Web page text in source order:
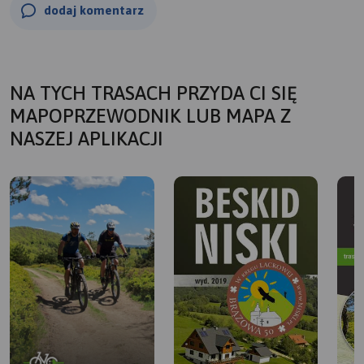
dodaj komentarz
NA TYCH TRASACH PRZYDA CI SIĘ
MAPOPRZEWODNIK LUB MAPA Z
NASZEJ APLIKACJI